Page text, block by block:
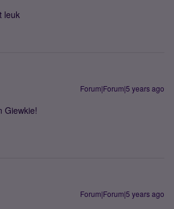
leuk
Forum|Forum|5 years ago
Giewkie!
Forum|Forum|5 years ago